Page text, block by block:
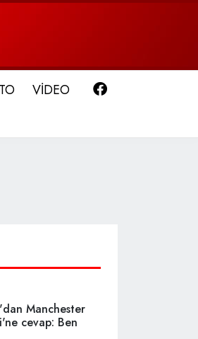
VİDEO
Manchester
cevap: Ben